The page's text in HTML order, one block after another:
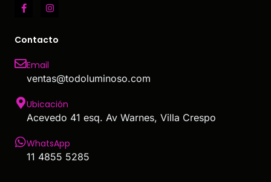
Contacto
Email
ventas@todoluminoso.com
Ubicación
Acevedo 41 esq. Av Warnes, Villa Crespo
WhatsApp
11 4855 5285